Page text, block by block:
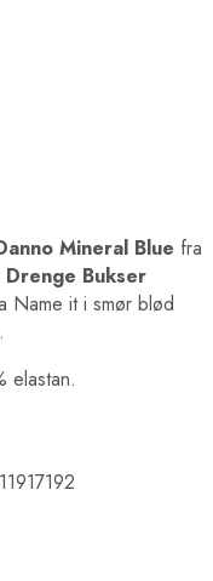
Mineral Blue fra
Drenge Bukser
Name it i smør blød
elastan.